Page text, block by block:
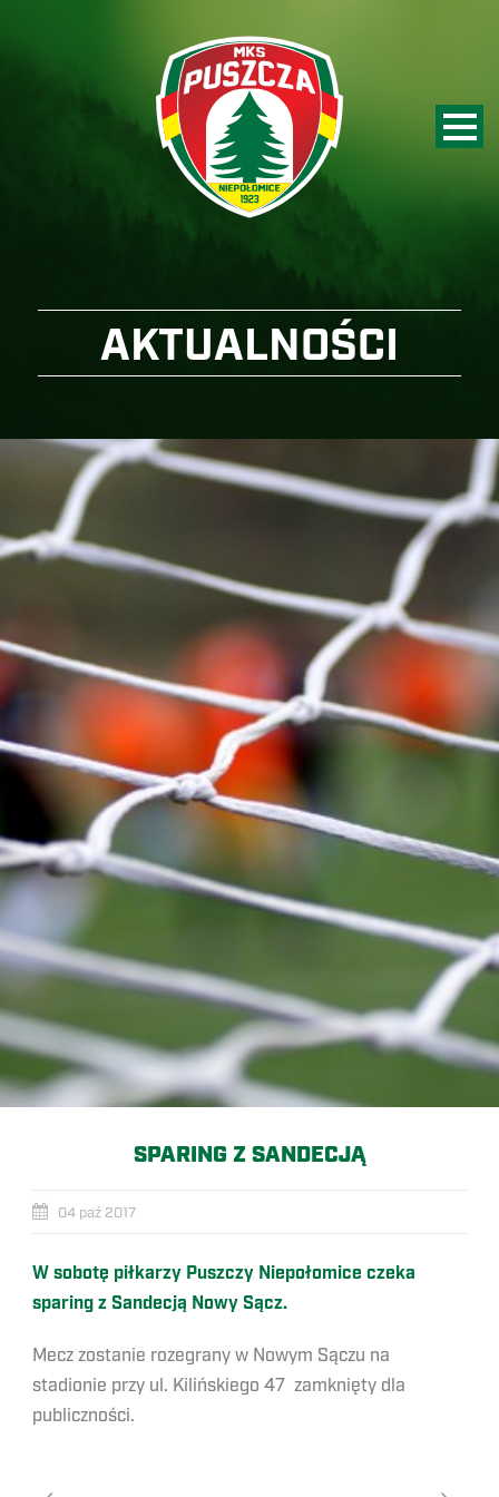
AKTUALNOŚCI
SPARING Z SANDECJĄ
04 paź 2017
W sobotę piłkarzy Puszczy Niepołomice czeka
sparing z Sandecją Nowy Sącz.
Mecz zostanie rozegrany w Nowym Sączu na
stadionie przy ul. Kilińskiego 47 zamknięty dla
publiczności.